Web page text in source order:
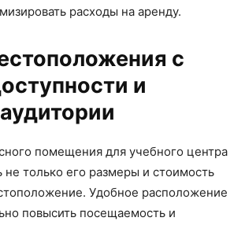
расходы на аренду.
с
и
помещения для учебного центра
не только его размеры и стоимость
Удобное расположение
повысить посещаемость и